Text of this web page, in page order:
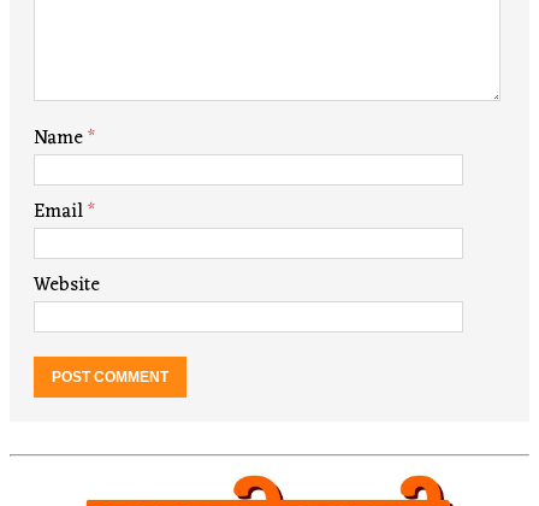
Name*
Email*
Website